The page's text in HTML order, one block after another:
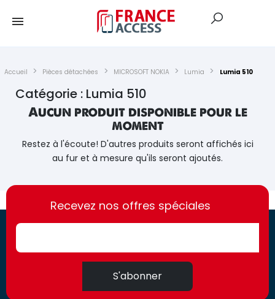
Accueil Pièces détachées MICROSOFT NOKIA Lumia Lumia 510
Catégorie : Lumia 510
Aucun produit disponible pour le
moment
Restez à l'écoute! D'autres produits seront affichés ici
au fur et à mesure qu'ils seront ajoutés.
https://france-
access.fr
https://france-
access.fr
Recevez nos offres spéciales
S'abonner